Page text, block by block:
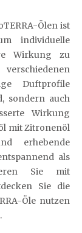
Ölen ist
individuelle
Wirkung zu
Duftprofile
sondern auch
Wirkung
mit Zitronenöl
erhebende
als
Sie mit
Sie die
Öle nutzen